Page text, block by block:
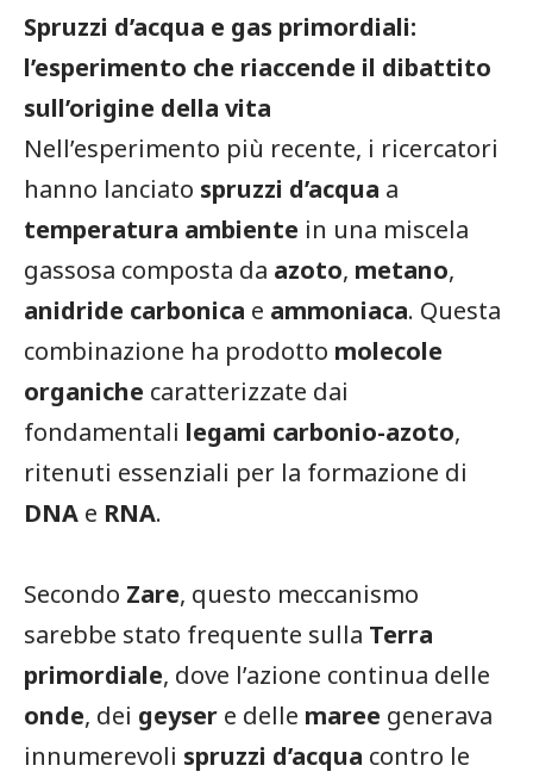
Spruzzi d’acqua e gas primordiali:
l’esperimento che riaccende il dibattito
sull’origine della vita
Nell’esperimento più recente, i ricercatori
hanno lanciato spruzzi d’acqua a
temperatura ambiente in una miscela
gassosa composta da azoto, metano,
anidride carbonica e ammoniaca. Questa
combinazione ha prodotto molecole
organiche caratterizzate dai
fondamentali legami carbonio-azoto,
ritenuti essenziali per la formazione di
DNA e RNA.
Secondo Zare, questo meccanismo
sarebbe stato frequente sulla Terra
primordiale, dove l’azione continua delle
onde, dei geyser e delle maree generava
innumerevoli spruzzi d’acqua contro le